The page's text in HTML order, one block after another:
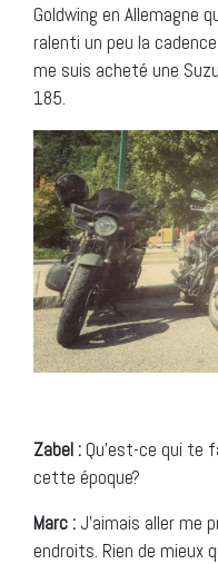
Goldwing en Allemagne
ralenti un peu la
me suis acheté une
185.
Zabel : Qu’est-ce qui te
cette époque?
Marc : J’aimais aller me
endroits. Rien de mieux